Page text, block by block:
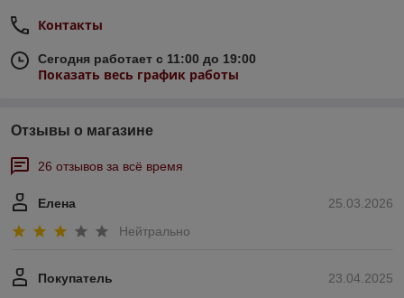
Контакты
Сегодня работает с 11:00 до 19:00
Показать весь график работы
Отзывы о магазине
26 отзывов за всё время
25.03.2026
Елена
Нейтрально
23.04.2025
Покупатель